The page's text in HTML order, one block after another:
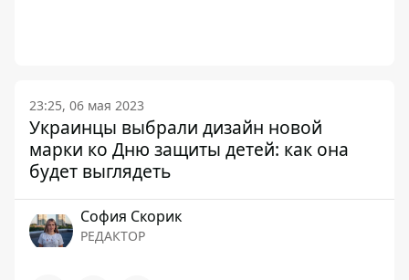
23:25, 06 мая 2023
Украинцы выбрали дизайн новой
марки ко Дню защиты детей: как она
будет выглядеть
София Скорик
РЕДАКТОР